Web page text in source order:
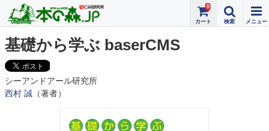
0
基礎から学ぶ baserCMS
シーアンドアール研究所
西村 誠 （著者）